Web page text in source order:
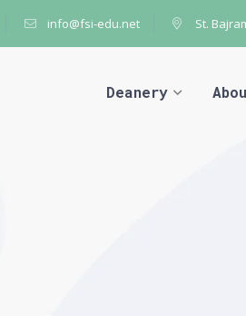
info@fsi-edu.net St.
Deanery